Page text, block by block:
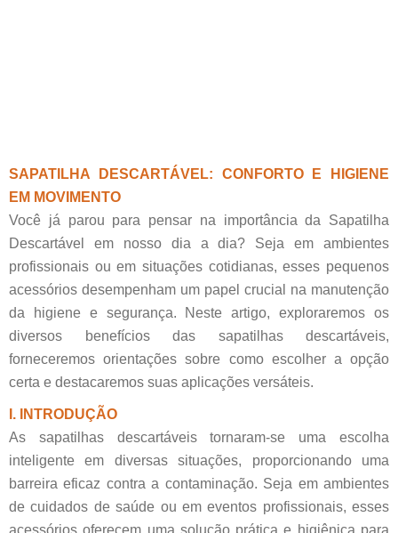
SAPATILHA DESCARTÁVEL: CONFORTO E HIGIENE
EM MOVIMENTO
Você já parou para pensar na importância da Sapatilha
Descartável em nosso dia a dia? Seja em ambientes
profissionais ou em situações cotidianas, esses pequenos
acessórios desempenham um papel crucial na manutenção
da higiene e segurança. Neste artigo, exploraremos os
diversos benefícios das sapatilhas descartáveis,
forneceremos orientações sobre como escolher a opção
certa e destacaremos suas aplicações versáteis.
I. INTRODUÇÃO
As sapatilhas descartáveis tornaram-se uma escolha
inteligente em diversas situações, proporcionando uma
barreira eficaz contra a contaminação. Seja em ambientes
de cuidados de saúde ou em eventos profissionais, esses
acessórios oferecem uma solução prática e higiênica para